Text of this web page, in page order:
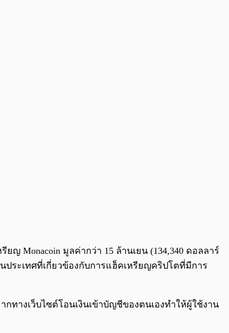
0:00 /0:00
ยญ Monacoin มูลค่ากว่า 15 ล้านเยน (134,340 ดอลลาร์
ระเทศที่เกี่ยวข้องกับการแฮ็คเหรียญคริปโตที่มีการ
ทางเว็บไซต์โอนเงินเข้าบัญชีของตนเองทำให้ผู้ใช้งาน